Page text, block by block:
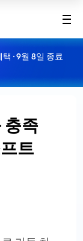
· 9월 8일 종료
충족
트